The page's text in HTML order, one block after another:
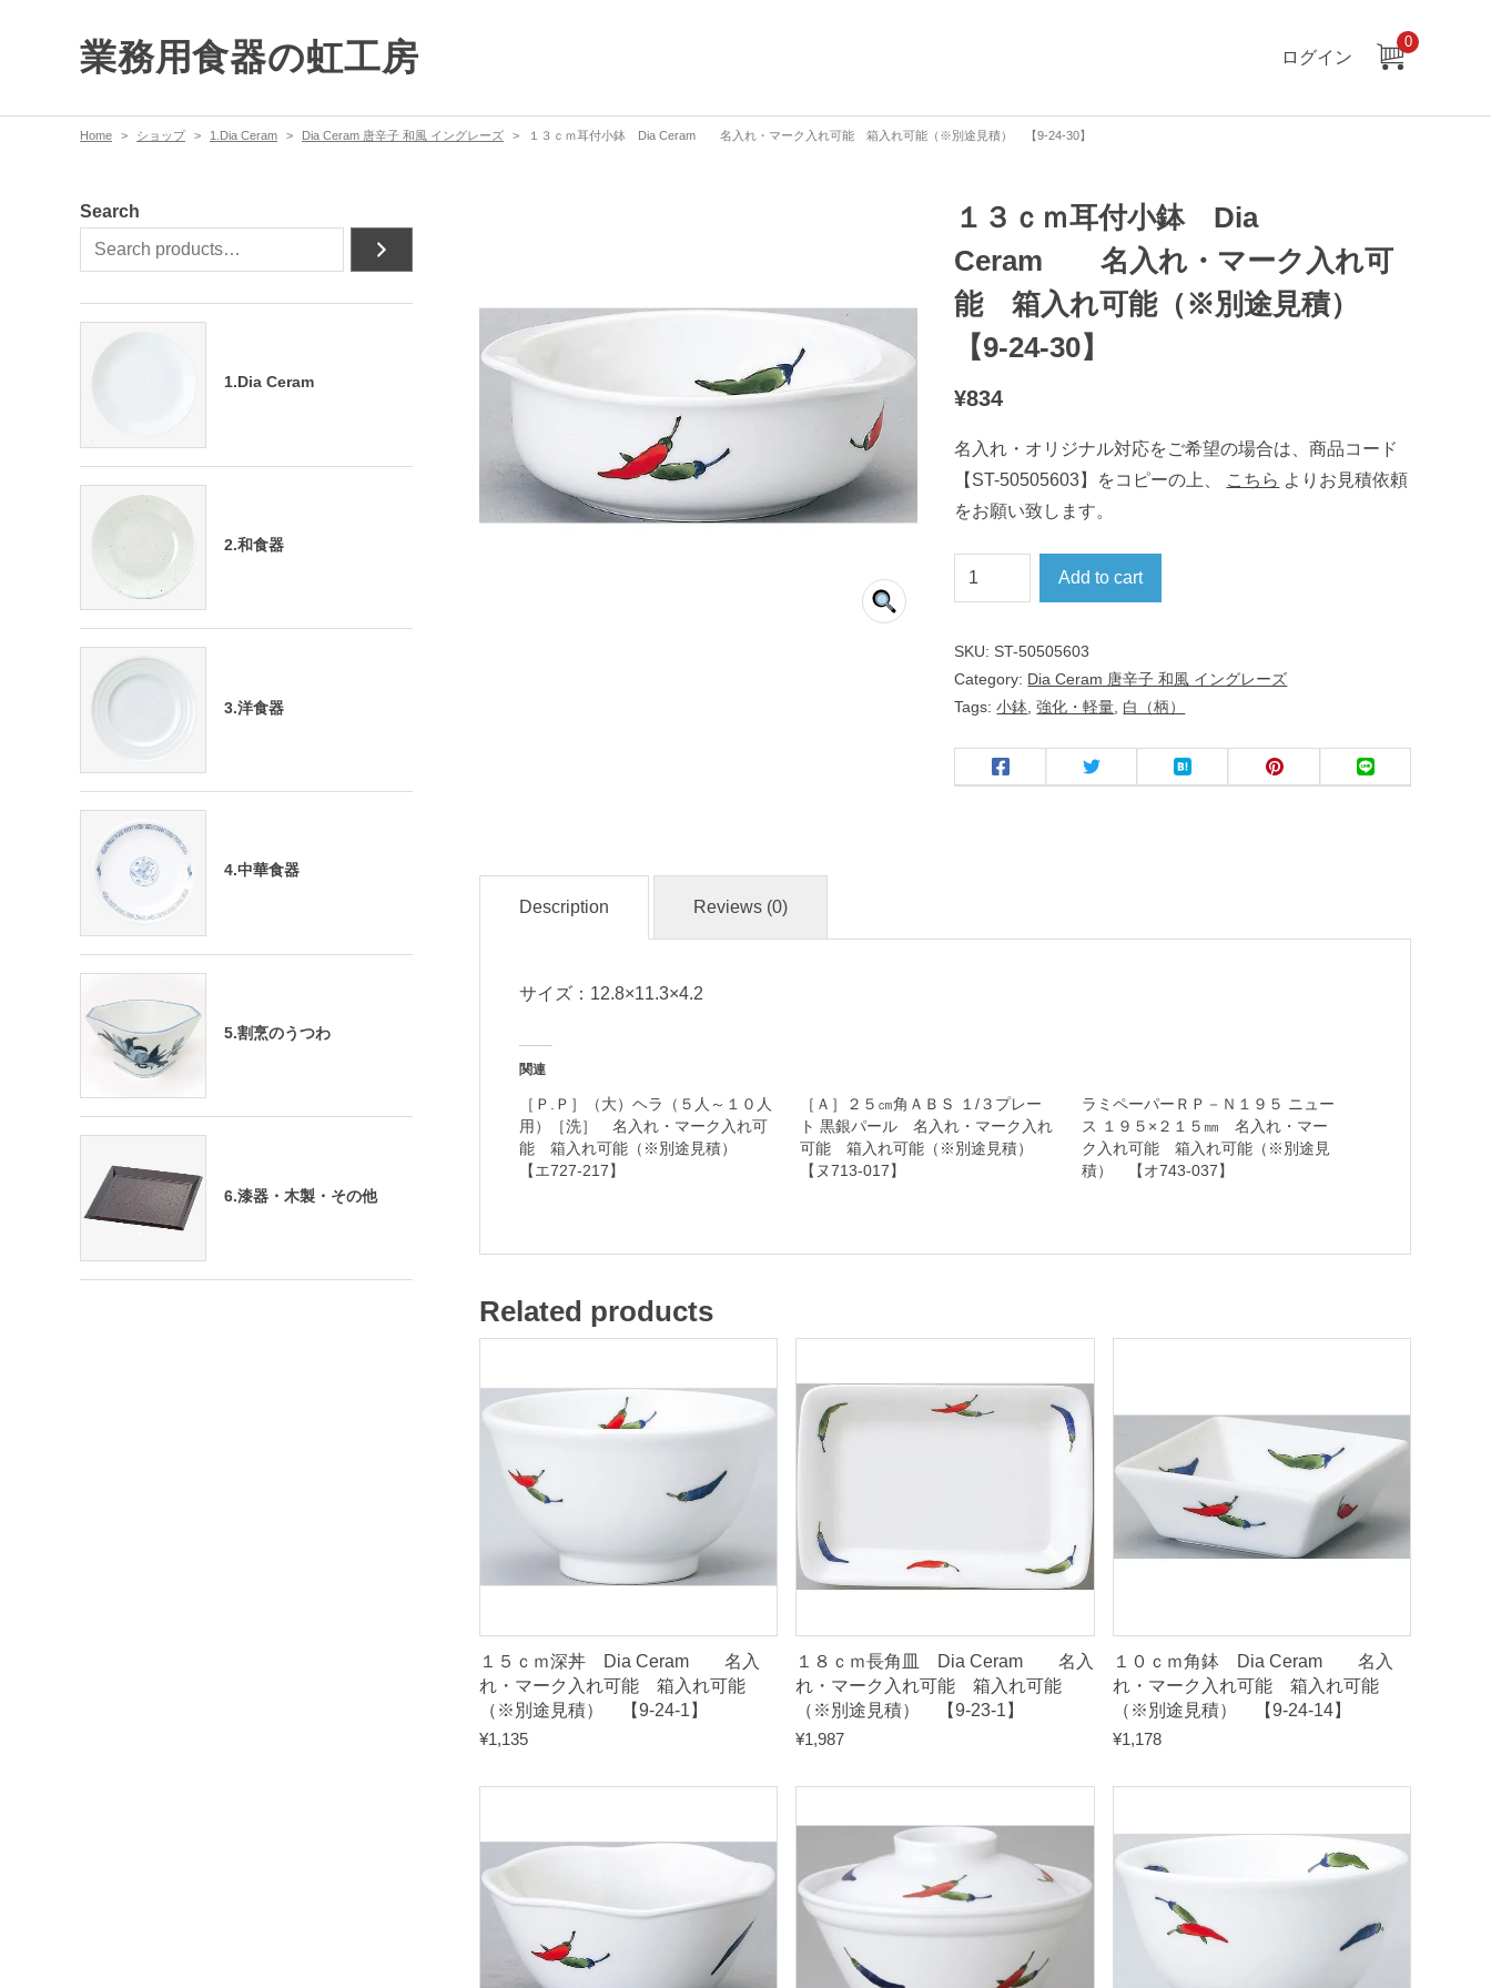
業務用食器の虹工房 ログイン
0
Home ショップ 1.Dia Ceram Dia Ceram 唐辛子 和風 イングレーズ １３ｃｍ耳付小鉢 Dia Ceram 名入れ・マーク入れ可能 箱入れ可能（※別途見積） 【9-24-30】
１３ｃｍ耳付小鉢 Dia
Ceram 名入れ・マーク入れ可
能 箱入れ可能（※別途見積）
【9-24-30】
¥834
名入れ・オリジナル対応をご希望の場合は、商品コード
【ST-50505603】をコピーの上、
こちら よりお見積依頼
をお願い致します。
１
３
ｍ
小
鉢
C
名
・
ク
れ
入
れ
能
（
※
積
）
【
Add to cart
SKU: ST-50505603
Category: Dia Ceram 唐辛子 和風 イングレーズ
Tags:小鉢 ,強化・軽量 白（柄）
Description Reviews (0)
サイズ：12.8×11.3×4.2
関連
［Ｐ.Ｐ］（大）ヘラ（５人～１０人
用）［洗］ 名入れ・マーク入れ可
能 箱入れ可能（※別途見積）
【エ727-217】
［Ａ］２５㎝角ＡＢＳ １/３プレー
ト 黒銀パール 名入れ・マーク入れ
可能 箱入れ可能（※別途見積）
【ヌ713-017】
ラミペーパーＲＰ－Ｎ１９５ ニュー
ス １９５×２１５㎜ 名入れ・マー
ク入れ可能 箱入れ可能（※別途見
積） 【オ743-037】
Related products
１５ｃｍ深丼 Dia Ceram 名入
れ・マーク入れ可能 箱入れ可能
（※別途見積） 【9-24-1】
¥1,135
１８ｃｍ長角皿 Dia Ceram 名入
れ・マーク入れ可能 箱入れ可能
（※別途見積） 【9-23-1】
¥1,987
１０ｃｍ角鉢 Dia Ceram 名入
れ・マーク入れ可能 箱入れ可能
（※別途見積） 【9-24-14】
¥1,178
Search
1.Dia Ceram
2.和食器
3.洋食器
4.中華食器
5.割烹のうつわ
6.漆器・木製・その他